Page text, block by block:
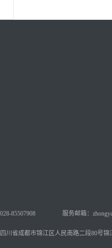
85507908 服务邮箱：
川省成都市锦江区人民南路二段80号锦